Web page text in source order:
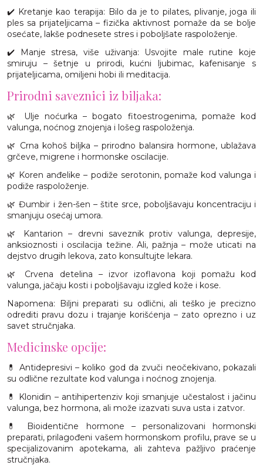
✔️ Kretanje kao terapija: Bilo da je to pilates, plivanje, joga ili
ples sa prijateljicama – fizička aktivnost pomaže da se bolje
osećate, lakše podnesete stres i poboljšate raspoloženje.
✔️ Manje stresa, više uživanja: Usvojite male rutine koje
smiruju – šetnje u prirodi, kućni ljubimac, kafenisanje s
prijateljicama, omiljeni hobi ili meditacija.
Prirodni saveznici iz biljaka:
🌿 Ulje noćurka – bogato fitoestrogenima, pomaže kod
valunga, noćnog znojenja i lošeg raspoloženja.
🌿 Crna kohoš biljka – prirodno balansira hormone, ublažava
grčeve, migrene i hormonske oscilacije.
🌿 Koren anđelike – podiže serotonin, pomaže kod valunga i
podiže raspoloženje.
🌿 Đumbir i žen-šen – štite srce, poboljšavaju koncentraciju i
smanjuju osećaj umora.
🌿 Kantarion – drevni saveznik protiv valunga, depresije,
anksioznosti i oscilacija težine. Ali, pažnja – može uticati na
dejstvo drugih lekova, zato konsultujte lekara.
🌿 Crvena detelina – izvor izoflavona koji pomažu kod
valunga, jačaju kosti i poboljšavaju izgled kože i kose.
Napomena: Biljni preparati su odlični, ali teško je precizno
odrediti pravu dozu i trajanje korišćenja – zato oprezno i uz
savet stručnjaka.
Medicinske opcije:
💊 Antidepresivi – koliko god da zvuči neočekivano, pokazali
su odlične rezultate kod valunga i noćnog znojenja.
💊 Klonidin – antihipertenziv koji smanjuje učestalost i jačinu
valunga, bez hormona, ali može izazvati suva usta i zatvor.
💊 Bioidentične hormone – personalizovani hormonski
preparati, prilagođeni vašem hormonskom profilu, prave se u
specijalizovanim apotekama, ali zahteva pažljivo praćenje
stručnjaka.